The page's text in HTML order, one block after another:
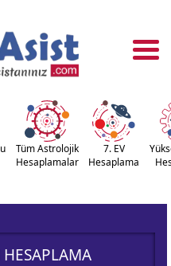
Tüm Astrolojik
Hesaplamalar
7. EV
Hesaplama